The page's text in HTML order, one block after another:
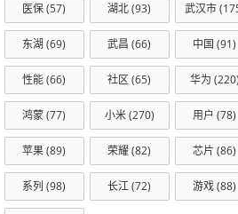
医保(57) 湖北(93) 武汉市
东湖 (69) 武昌 (66) 中国 (91)
性能(66) 社区 (65) 华为 (220)
鸿蒙(77) 小米(270) 用户 (78)
苹果(89) 荣耀(82) 芯片 (86)
系列 (98) 长江(72) 游戏(88)